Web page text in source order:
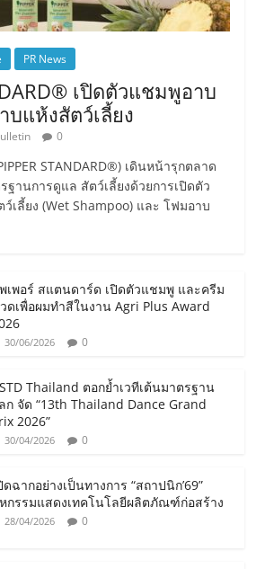
PR News
เปิดตัวแชมพูอาบ
แห้งสัตว์เลี้ยง
0
STANDARD®) เดินหน้ารุกตลาด
ฐานการดูแล สัตว์เลี้ยงด้วยการเปิดตัว
เลี้ยง (Wet Shampoo) และ โฟมอาบ
เพอร์ สแตนดาร์ด เปิดตัวแชมพู และครีม
ดเพื่อผมทำสีในงาน Agri Plus Award
30/06/2026 0
Thailand ตอกย้ำเวทีเต้นมาตรฐาน
ก จัด “13th Thailand Dance Grand
2026”
30/04/2026 0
ดฉากอย่างเป็นทางการ “สถาปนิก’69”
กรรมแสดงเทคโนโลยีผลิตภัณฑ์ก่อสร้าง
28/04/2026 0